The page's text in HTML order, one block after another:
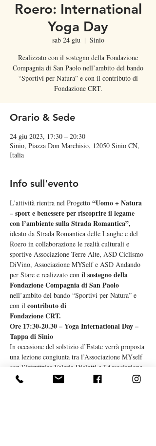
Roero: International
Yoga Day
sab 24 giu
  |
Sinio
Realizzato con il sostegno della Fondazione
Compagnia di San Paolo nell’ambito del bando
“Sportivi per Natura” e con il contributo di
Fondazione CRT.
Orario & Sede
24 giu 2023, 17:30 – 20:30
Sinio, Piazza Don Marchisio, 12050 Sinio CN,
Italia
Info sull'evento
L'attività rientra nel Progetto “Uomo + Natura
– sport e benessere per riscoprire il legame
con l’ambiente sulla Strada Romantica”,
ideato da Strada Romantica delle Langhe e del
Roero in collaborazione le realtà culturali e
sportive Associazione Terre Alte, ASD Ciclismo
DiVino, Associazione MYSelf e ASD Andando
per Stare e realizzato con il sostegno della
Fondazione Compagnia di San Paolo
nell’ambito del bando “Sportivi per Natura” e
con il contributo di
Fondazione CRT.
Ore 17:30-20.30 – Yoga International Day –
Tappa di Sinio
In occasione del solstizio d’Estate verrà proposta
una lezione congiunta tra l’Associazione MYself
con l’istruttrice Valeria Dialotti e l'Associazione
Andando per Stare con l'istruttrice Emanuela